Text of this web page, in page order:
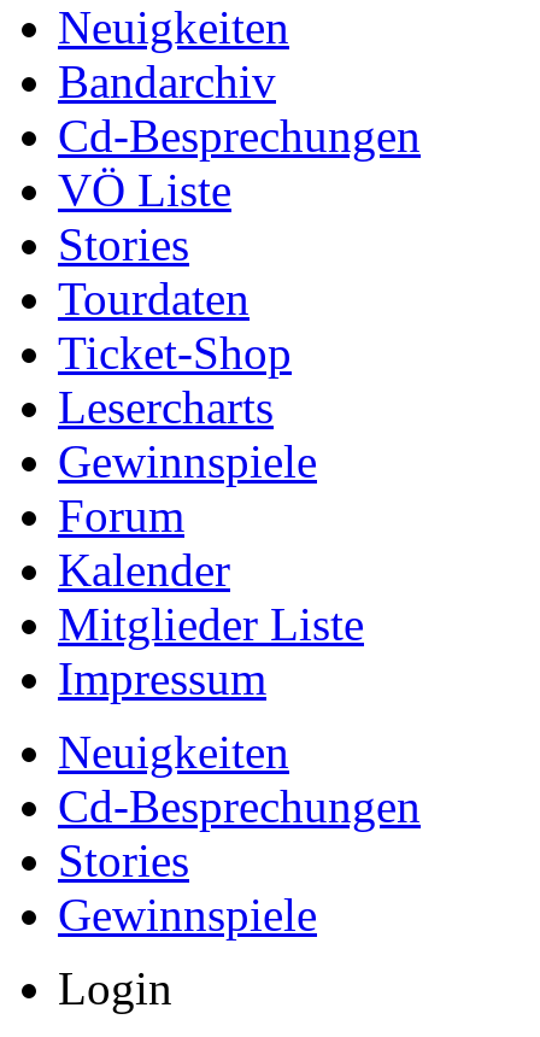
Neuigkeiten
Bandarchiv
Cd-Besprechungen
VÖ Liste
Stories
Tourdaten
Ticket-Shop
Lesercharts
Gewinnspiele
Forum
Kalender
Mitglieder Liste
Impressum
Neuigkeiten
Cd-Besprechungen
Stories
Gewinnspiele
Login